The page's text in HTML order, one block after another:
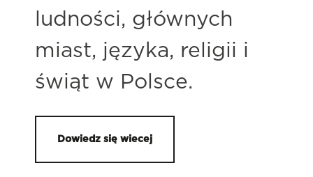
ludności, głównych
miast, języka, religii i
świąt w Polsce.
Dowiedz się wiecej